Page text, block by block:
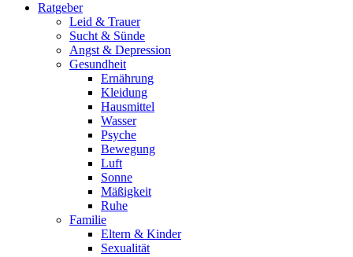
Ratgeber
Leid & Trauer
Sucht & Sünde
Angst & Depression
Gesundheit
Ernährung
Kleidung
Hausmittel
Wasser
Psyche
Bewegung
Luft
Sonne
Mäßigkeit
Ruhe
Familie
Eltern & Kinder
Sexualität